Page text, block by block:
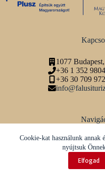
Cookie-kat használunk annak
nyújtsuk
Elfogad
1077
+36 1 352 9804
+36 30 709
Közösségi